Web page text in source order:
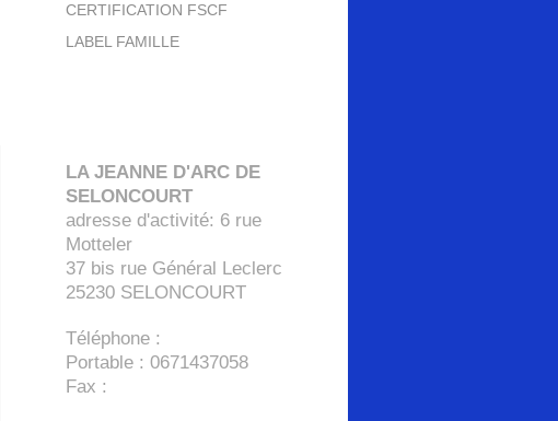
CERTIFICATION FSCF
LABEL FAMILLE
LA JEANNE D'ARC DE
SELONCOURT
adresse d'activité: 6 rue
Motteler
37 bis rue Général Leclerc
25230 SELONCOURT
Téléphone :
Portable : 0671437058
Fax :